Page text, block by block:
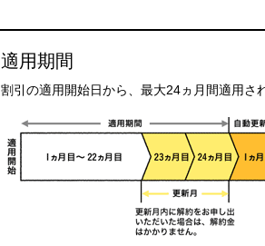
適用期間
割引の適用開始日から、最大24ヵ月間適用さ